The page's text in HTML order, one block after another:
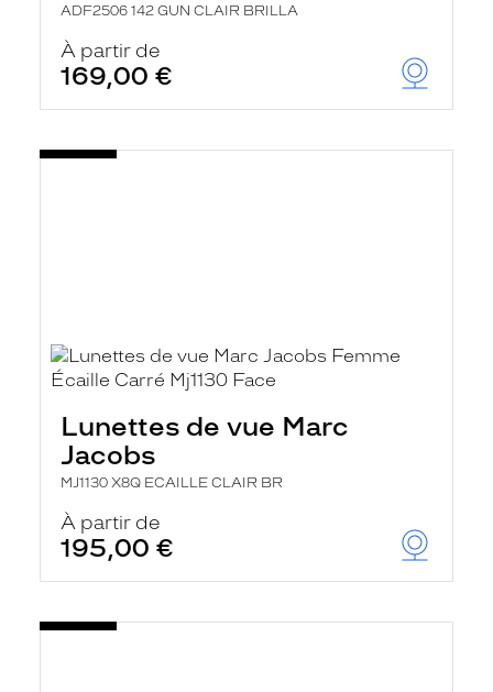
ADF2506 142 GUN CLAIR BRILLA
À partir de
169,00 €
Lunettes de vue Marc
Jacobs
MJ1130 X8Q ECAILLE CLAIR BR
À partir de
195,00 €